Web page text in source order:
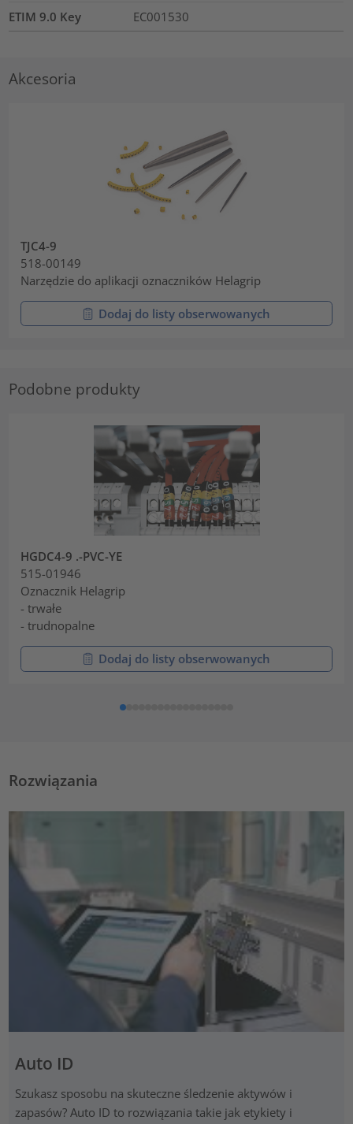
ETIM 9.0 Key EC001530
Akcesoria
TJC4-9
518-00149
Narzędzie do aplikacji oznaczników Helagrip
Dodaj do listy obserwowanych
Podobne produkty
HGDC4-9 .-PVC-YE
515-01946
Oznacznik Helagrip
- trwałe
- trudnopalne
Dodaj do listy obserwowanych
Rozwiązania
Auto ID
Szukasz sposobu na skuteczne śledzenie aktywów i
zapasów? Auto ID to rozwiązania takie jak etykiety i